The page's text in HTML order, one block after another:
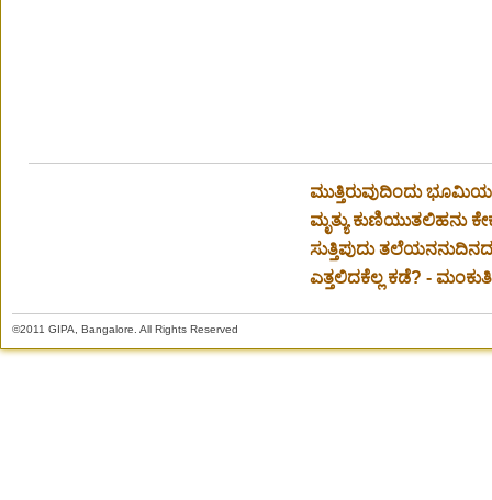
ಮುತ್ತಿರುವುದಿಂದು
ಮೃತ್ಯು ಕುಣಿಯುತಲಿಹನು
ಸುತ್ತಿಪುದು
ಎತ್ತಲಿದಕೆಲ್ಲ ಕಡೆ? -
©2011 GIPA, Bangalore. All Rights Reserved